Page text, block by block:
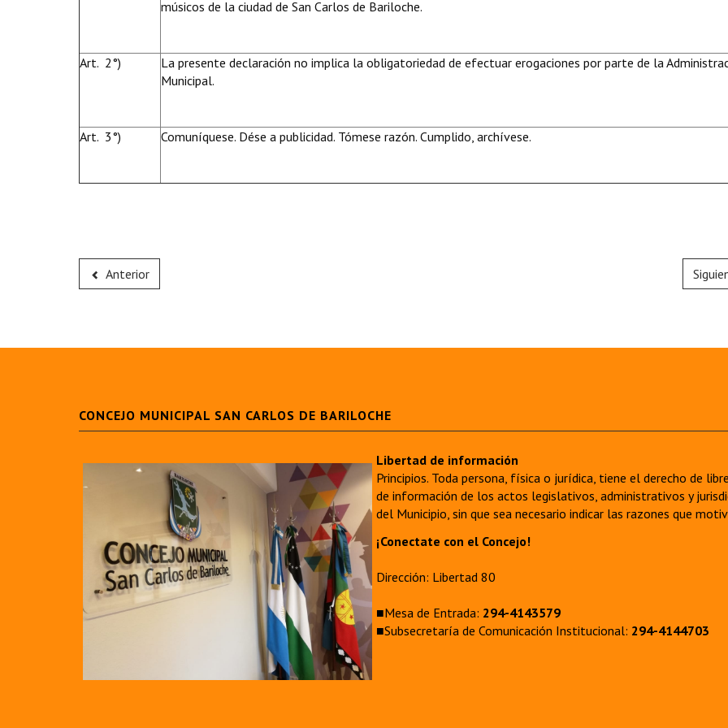
músicos de la ciudad de San Carlos de Bariloche.
Art. 2°)
La presente declaración no implica la obligatoriedad de efectuar erogaciones por parte de la
Municipal.
Art. 3°) Comuníquese. Dése a publicidad. Tómese razón. Cumplido, archívese.
Anterior
CONCEJO MUNICIPAL SAN CARLOS DE BARILOCHE
Libertad de información
Principios. Toda persona, física o jurídica, tiene el derecho de
de información de los actos legislativos, administrativos y
del Municipio, sin que sea necesario indicar las razones que
¡Conectate con el Concejo!
Dirección: Libertad 80
■Mesa de Entrada: 294-4143579
■Subsecretaría de Comunicación Institucional: 294-4144703